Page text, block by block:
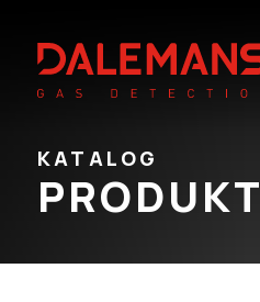
KATALOG